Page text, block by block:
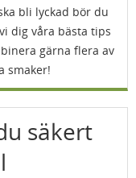
bli lyckad bör du
dig våra bästa tips
gärna flera av
smaker!
säkert